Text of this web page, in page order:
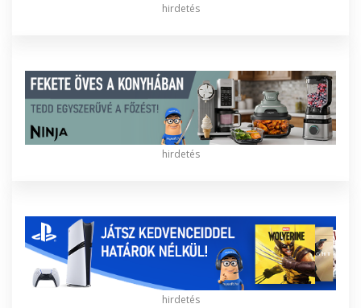
hirdetés
hirdetés
hirdetés